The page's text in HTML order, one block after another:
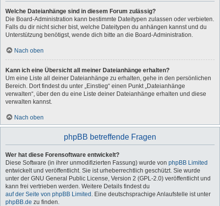
Welche Dateianhänge sind in diesem Forum zulässig?
Die Board-Administration kann bestimmte Dateitypen zulassen oder verbieten.
Falls du dir nicht sicher bist, welche Dateitypen du anhängen kannst und du
Unterstützung benötigst, wende dich bitte an die Board-Administration.
Nach oben
Kann ich eine Übersicht all meiner Dateianhänge erhalten?
Um eine Liste all deiner Dateianhänge zu erhalten, gehe in den persönlichen
Bereich. Dort findest du unter „Einstieg“ einen Punkt „Dateianhänge
verwalten“, über den du eine Liste deiner Dateianhänge erhalten und diese
verwalten kannst.
Nach oben
phpBB betreffende Fragen
Wer hat diese Forensoftware entwickelt?
Diese Software (in ihrer unmodifizierten Fassung) wurde von phpBB Limited
entwickelt und veröffentlicht. Sie ist urheberrechtlich geschützt. Sie wurde
unter der GNU General Public License, Version 2 (GPL-2.0) veröffentlicht und
kann frei vertrieben werden. Weitere Details findest du
auf der Seite von phpBB Limited . Eine deutschsprachige Anlaufstelle ist unter
phpBB.de zu finden.